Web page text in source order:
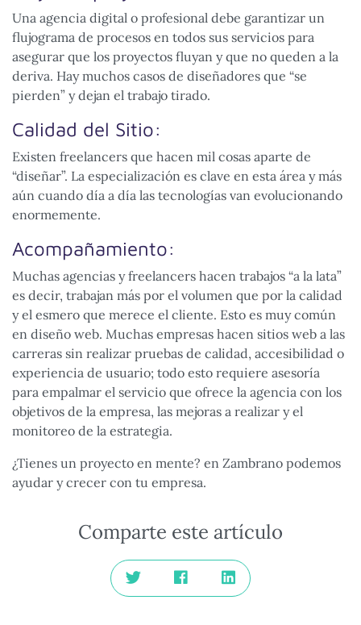
Una agencia digital o profesional debe garantizar un
flujograma de procesos en todos sus servicios para
asegurar que los proyectos fluyan y que no queden a la
deriva. Hay muchos casos de diseñadores que “se
pierden” y dejan el trabajo tirado.
Calidad del Sitio:
Existen freelancers que hacen mil cosas aparte de
“diseñar”. La especialización es clave en esta área y más
aún cuando día a día las tecnologías van evolucionando
enormemente.
Acompañamiento:
Muchas agencias y freelancers hacen trabajos “a la lata”
es decir, trabajan más por el volumen que por la calidad
y el esmero que merece el cliente. Esto es muy común
en diseño web. Muchas empresas hacen sitios web a las
carreras sin realizar pruebas de calidad, accesibilidad o
experiencia de usuario; todo esto requiere asesoría
para empalmar el servicio que ofrece la agencia con los
objetivos de la empresa, las mejoras a realizar y el
monitoreo de la estrategia.
¿Tienes un proyecto en mente? en Zambrano podemos
ayudar y crecer con tu empresa.
Comparte este artículo